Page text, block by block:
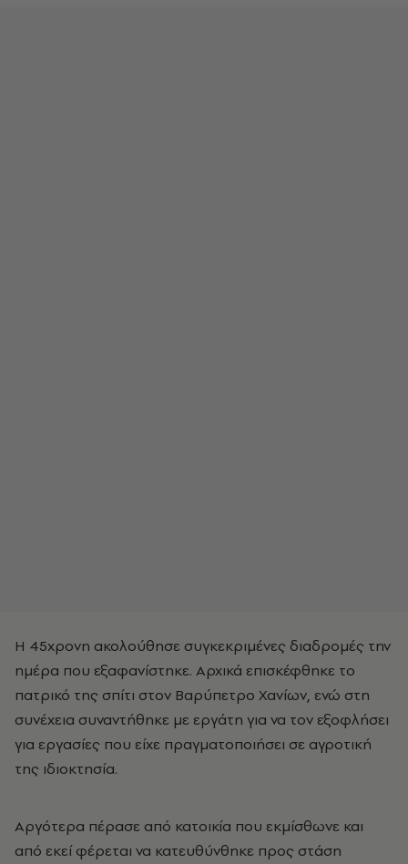
Η 45χρονη ακολούθησε συγκεκριμένες διαδρομές την
ημέρα που εξαφανίστηκε. Αρχικά επισκέφθηκε το
πατρικό της σπίτι στον Βαρύπετρο Χανίων, ενώ στη
συνέχεια συναντήθηκε με εργάτη για να τον εξοφλήσει
για εργασίες που είχε πραγματοποιήσει σε αγροτική
της ιδιοκτησία.
Αργότερα πέρασε από κατοικία που εκμίσθωνε και
από εκεί φέρεται να κατευθύνθηκε προς στάση